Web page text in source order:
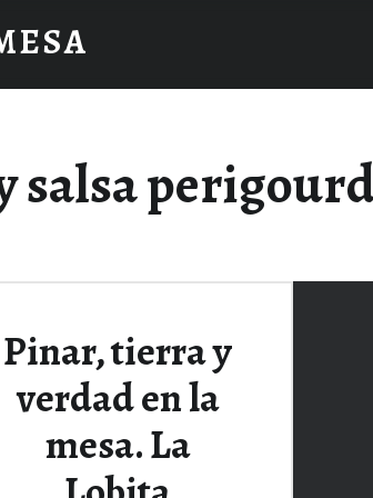
salsa
Pinar, tierra y
verdad en la
mesa. La